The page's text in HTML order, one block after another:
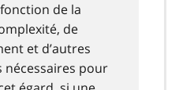
de la
de
et d’autres
nécessaires pour